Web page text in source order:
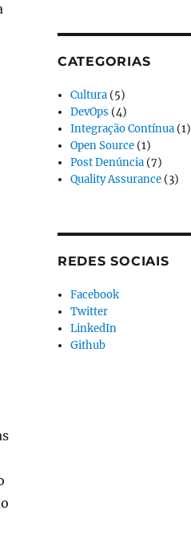
CATEGORIAS
Cultura (5)
DevOps (4)
Integração Contínua (1)
Open Source (1)
Post Denúncia (7)
Quality Assurance (3)
REDES SOCIAIS
Facebook
Twitter
LinkedIn
Github